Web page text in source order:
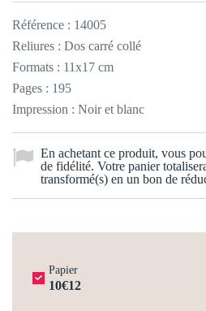
Référence : 14005
Reliures : Dos carré collé
Formats : 11x17 cm
Pages : 195
Impression : Noir et blanc
En achetant ce produit, vous
de fidélité. Votre panier
transformé(s) en un bon de
Papier
10€12